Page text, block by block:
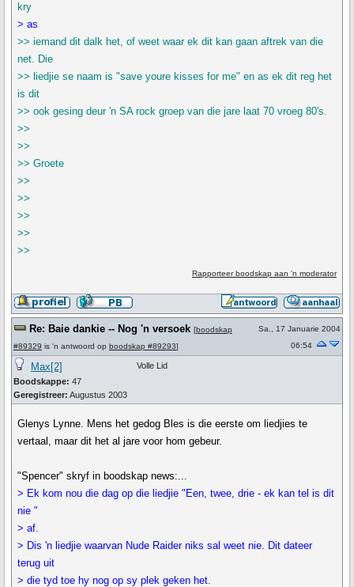
kry
> as
>> iemand dit dalk het, of weet waar ek dit kan gaan aftrek van die
net. Die
>> liedjie se naam is "save youre kisses for me" en as ek dit reg het
is dit
>> ook gesing deur 'n SA rock groep van die jare laat 70 vroeg 80's.
>>
>>
>> Groete
>>
>>
>>
>>
>>
Rapporteer boodskap aan 'n moderator
Re: Baie dankie -- Nog 'n versoek [boodskap
#89329 is 'n antwoord op boodskap #89293]
Sa., 17 Januarie 2004
06:54
Max[2]
Boodskappe: 47
Geregistreer: Augustus 2003
Volle Lid
Glenys Lynne. Mens het gedog Bles is die eerste om liedjies te
vertaal, maar dit het al jare voor hom gebeur.
"Spencer" skryf in boodskap news:...
> Ek kom nou die dag op die liedjie "Een, twee, drie - ek kan tel is dit
nie "
> af.
> Dis 'n liedjie waarvan Nude Raider niks sal weet nie. Dit dateer
terug uit
> die tyd toe hy nog op sy plek geken het.